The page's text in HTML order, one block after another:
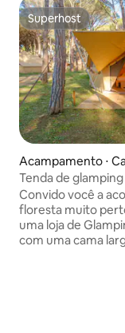
Superhost
Superhost
Acampamento ⋅
Tenda de glamping
Convido você a
floresta muito perto do
uma loja de
com uma cama